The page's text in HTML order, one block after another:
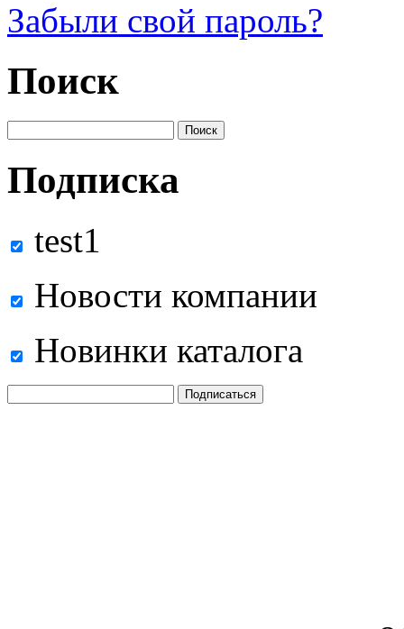
Забыли свой пароль?
Поиск
Подписка
test1
Новости компании
Новинки каталога